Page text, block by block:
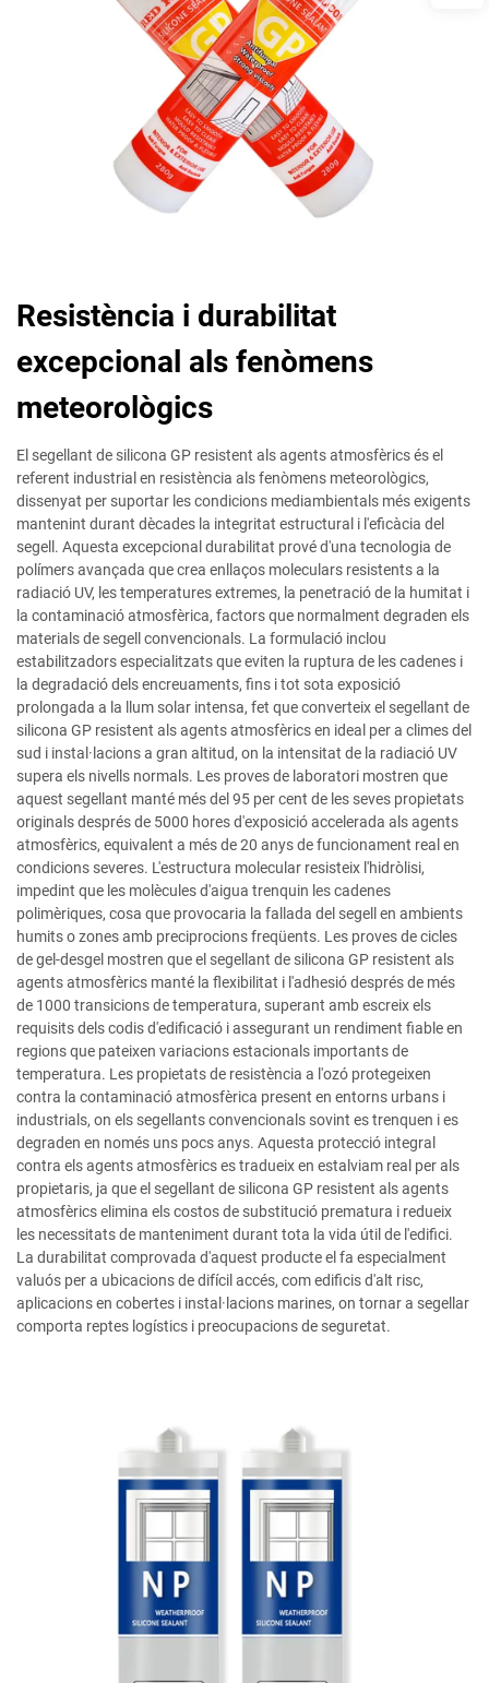
Resistència i durabilitat
excepcional als fenòmens
meteorològics
El segellant de silicona GP resistent als agents atmosfèrics és el
referent industrial en resistència als fenòmens meteorològics,
dissenyat per suportar les condicions mediambientals més exigents
mantenint durant dècades la integritat estructural i l'eficàcia del
segell. Aquesta excepcional durabilitat prové d'una tecnologia de
polímers avançada que crea enllaços moleculars resistents a la
radiació UV, les temperatures extremes, la penetració de la humitat i
la contaminació atmosfèrica, factors que normalment degraden els
materials de segell convencionals. La formulació inclou
estabilitzadors especialitzats que eviten la ruptura de les cadenes i
la degradació dels encreuaments, fins i tot sota exposició
prolongada a la llum solar intensa, fet que converteix el segellant de
silicona GP resistent als agents atmosfèrics en ideal per a climes del
sud i instal·lacions a gran altitud, on la intensitat de la radiació UV
supera els nivells normals. Les proves de laboratori mostren que
aquest segellant manté més del 95 per cent de les seves propietats
originals després de 5000 hores d'exposició accelerada als agents
atmosfèrics, equivalent a més de 20 anys de funcionament real en
condicions severes. L'estructura molecular resisteix l'hidròlisi,
impedint que les molècules d'aigua trenquin les cadenes
polimèriques, cosa que provocaria la fallada del segell en ambients
humits o zones amb preciprocions freqüents. Les proves de cicles
de gel-desgel mostren que el segellant de silicona GP resistent als
agents atmosfèrics manté la flexibilitat i l'adhesió després de més
de 1000 transicions de temperatura, superant amb escreix els
requisits dels codis d'edificació i assegurant un rendiment fiable en
regions que pateixen variacions estacionals importants de
temperatura. Les propietats de resistència a l'ozó protegeixen
contra la contaminació atmosfèrica present en entorns urbans i
industrials, on els segellants convencionals sovint es trenquen i es
degraden en només uns pocs anys. Aquesta protecció integral
contra els agents atmosfèrics es tradueix en estalviam real per als
propietaris, ja que el segellant de silicona GP resistent als agents
atmosfèrics elimina els costos de substitució prematura i redueix
les necessitats de manteniment durant tota la vida útil de l'edifici.
La durabilitat comprovada d'aquest producte el fa especialment
valuós per a ubicacions de difícil accés, com edificis d'alt risc,
aplicacions en cobertes i instal·lacions marines, on tornar a segellar
comporta reptes logístics i preocupacions de seguretat.